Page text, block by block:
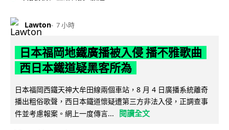
Lawton 7 小時
日本福岡地鐵廣播被入侵 播不雅歌曲
西日本鐵道疑黑客所為
日本福岡西鐵天神大牟田線兩個車站，8 月 4 日廣播系統離奇
播出粗俗歌聲，西日本鐵道懷疑遭第三方非法入侵，正調查事
件並考慮報案。網上一度傳言...
閱讀全文